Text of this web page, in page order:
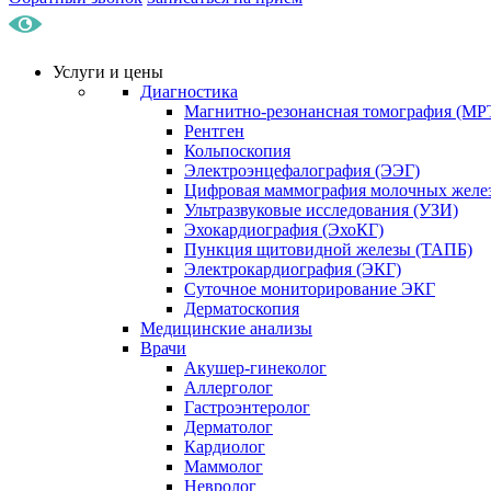
Услуги и цены
Диагностика
Магнитно-резонансная томография
Рентген
Кольпоскопия
Электроэнцефалография (ЭЭГ)
Цифровая маммография молочных
Ультразвуковые исследования (УЗИ)
Эхокардиография (ЭхоКГ)
Пункция щитовидной железы (ТАПБ)
Электрокардиография (ЭКГ)
Суточное мониторирование ЭКГ
Дерматоскопия
Медицинские анализы
Врачи
Акушер-гинеколог
Аллерголог
Гастроэнтеролог
Дерматолог
Кардиолог
Маммолог
Невролог